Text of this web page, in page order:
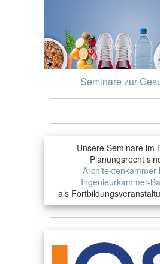
Seminare zur
Unsere Seminare im
Planungsrecht
Architektenkammer
Ingenieurkammer-
als